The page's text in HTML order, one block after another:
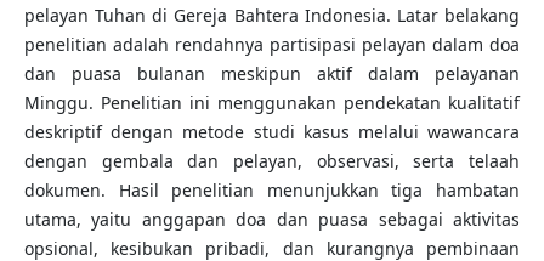
pelayan Tuhan di Gereja Bahtera Indonesia. Latar belakang
penelitian adalah rendahnya partisipasi pelayan dalam doa
dan puasa bulanan meskipun aktif dalam pelayanan
Minggu. Penelitian ini menggunakan pendekatan kualitatif
deskriptif dengan metode studi kasus melalui wawancara
dengan gembala dan pelayan, observasi, serta telaah
dokumen. Hasil penelitian menunjukkan tiga hambatan
utama, yaitu anggapan doa dan puasa sebagai aktivitas
opsional, kesibukan pribadi, dan kurangnya pembinaan